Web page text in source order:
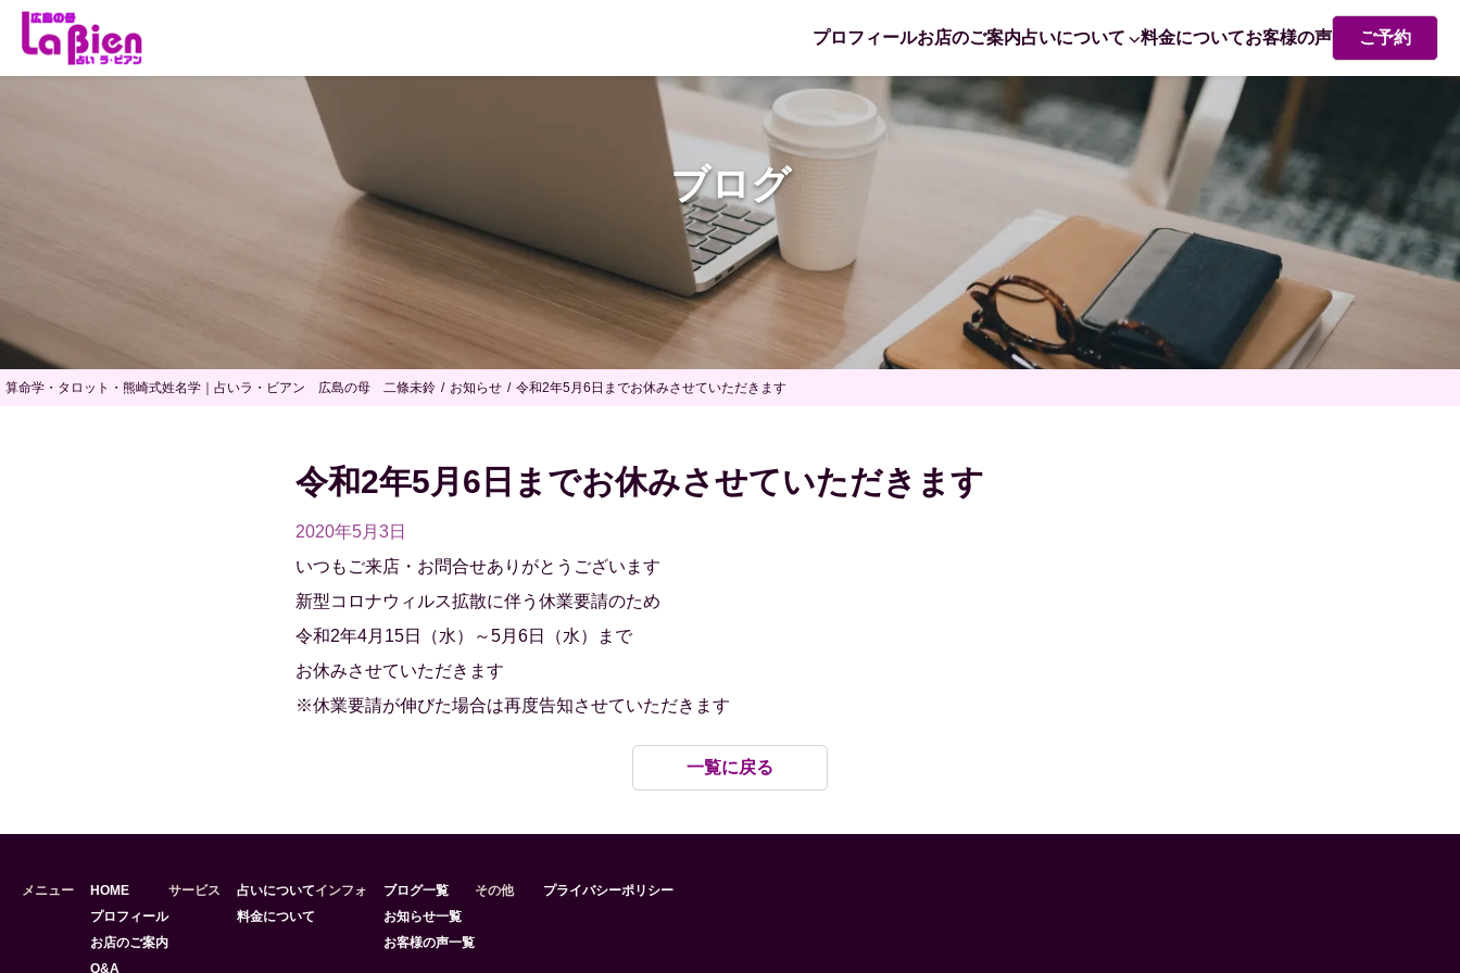
プロフィールお店のご案内占いについて
熊崎式姓名学・姓名判断
赤ちゃん命名 姓名判断で成功するポイント
料金についてお客様の声 ご予約
ブログ
算命学・タロット・熊崎式姓名学｜占いラ・ビアン 広島の母 二條未鈴 お知らせ 令和2年5月6日までお休みさせていただきます
令和2年5月6日までお休みさせていただきます
2020年5月3日
いつもご来店・お問合せありがとうございます
新型コロナウィルス拡散に伴う休業要請のため
令和2年4月15日（水）～5月6日（水）まで
お休みさせていただきます
※休業要請が伸びた場合は再度告知させていただきます
一覧に戻る
メニュー
HOME
プロフィール
お店のご案内
Q&A
サービス
占いについて
料金について
インフォ
ブログ一覧
お知らせ一覧
お客様の声一覧
その他 プライバシーポリシー